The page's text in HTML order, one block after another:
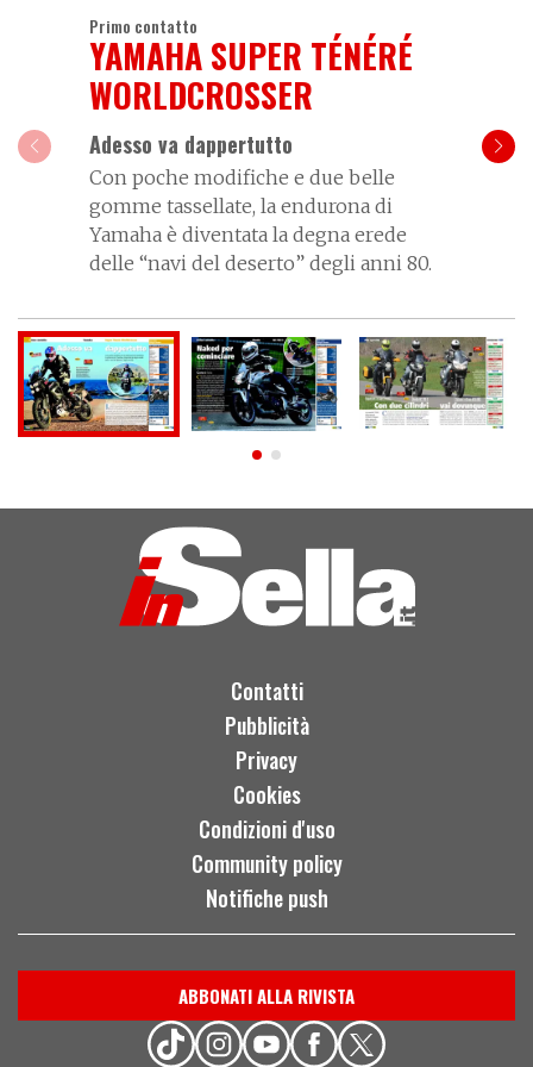
Primo contatto
YAMAHA SUPER TÉNÉRÉ
WORLDCROSSER
Adesso va dappertutto
Con poche modifiche e due belle
gomme tassellate, la endurona di
Yamaha è diventata la degna erede
delle “navi del deserto” degli anni 80.
Contatti
Pubblicità
Privacy
Cookies
Condizioni d'uso
Community policy
Notifiche push
ABBONATI ALLA RIVISTA